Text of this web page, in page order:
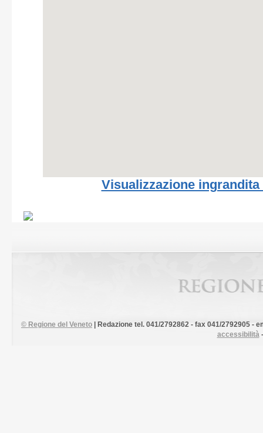
Visualizzazione ingrandita
© Regione del Veneto
| Redazione tel. 041/2792862 - fax 041/2792905 -
accessibilità